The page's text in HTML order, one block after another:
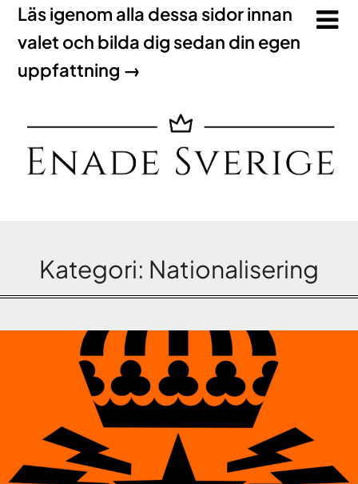
Läs igenom alla dessa sidor innan
valet och bilda dig sedan din egen
uppfattning →
Kategori: Nationalisering